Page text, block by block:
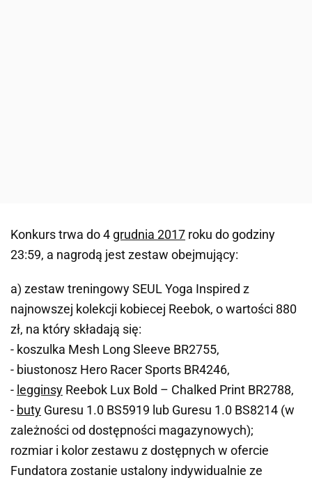
Konkurs trwa do 4 grudnia 2017 roku do godziny
23:59, a nagrodą jest zestaw obejmujący:
a) zestaw treningowy SEUL Yoga Inspired z
najnowszej kolekcji kobiecej Reebok, o wartości 880
zł, na który składają się:
- koszulka Mesh Long Sleeve BR2755,
- biustonosz Hero Racer Sports BR4246,
- legginsy Reebok Lux Bold – Chalked Print BR2788,
- buty Guresu 1.0 BS5919 lub Guresu 1.0 BS8214 (w
zależności od dostępności magazynowych);
rozmiar i kolor zestawu z dostępnych w ofercie
Fundatora zostanie ustalony indywidualnie ze